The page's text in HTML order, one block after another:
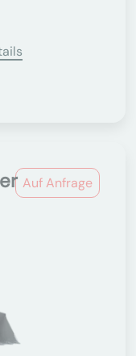
Auf Anfrage